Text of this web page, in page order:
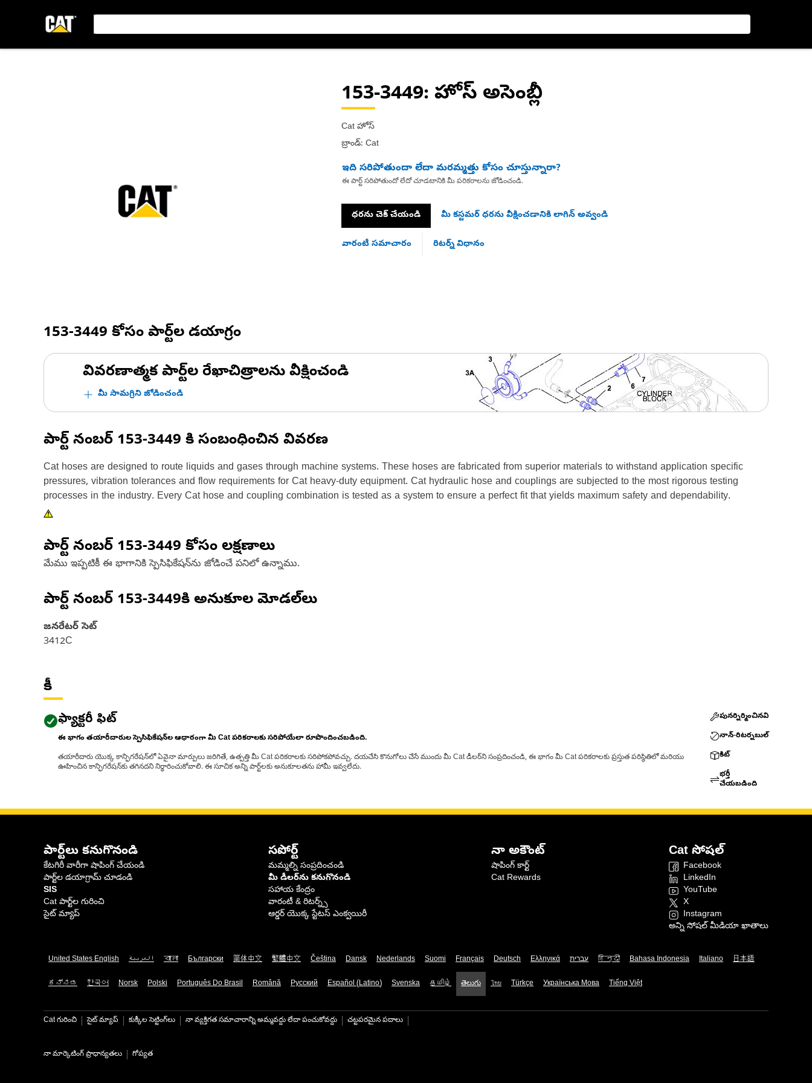
153-3449: హోస్ అసెంబ్లీ
Cat హోస్
బ్రాండ్: Cat
ఇది సరిపోతుందా లేదా మరమ్మత్తు కోసం చూస్తున్నారా?
ఈ పార్ట్ సరిపోతుందో లేదో చూడటానికి మీ పరికరాలను జోడించండి.
ధరను చెక్ చేయండి మీ కస్టమర్ ధరను వీక్షించడానికి లాగిన్ అవ్వండి
వారంటీ సమాచారం రిటర్న్ విధానం
153-3449 కోసం పార్ట్‌ల డయాగ్రం
వివరణాత్మక పార్ట్‌ల రేఖాచిత్రాలను వీక్షించండి
మీ సామగ్రిని జోడించండి
పార్ట్ నంబర్ 153-3449 కి సంబంధించిన వివరణ
Cat hoses are designed to route liquids and gases through machine systems. These hoses are fabricated from superior materials to withstand application specific
pressures, vibration tolerances and flow requirements for Cat heavy-duty equipment. Cat hydraulic hose and couplings are subjected to the most rigorous testing
processes in the industry. Every Cat hose and coupling combination is tested as a system to ensure a perfect fit that yields maximum safety and dependability.
పార్ట్ నంబర్ 153-3449 కోసం లక్షణాలు
మేము ఇప్పటికీ ఈ భాగానికి స్పెసిఫికేషన్‌ను జోడించే పనిలో ఉన్నాము.
పార్ట్ నంబర్ 153-3449కి అనుకూల మోడల్‌లు
జనరేటర్ సెట్
3412C
కీ
ఫ్యాక్టరీ ఫిట్
ఈ భాగం తయారీదారుల స్పెసిఫికేషన్‌ల ఆధారంగా మీ Cat పరికరాలకు సరిపోయేలా రూపొందించబడింది.
తయారీదారు యొక్క కాన్ఫిగరేషన్‌లో ఏవైనా మార్పులు జరిగితే, ఉత్పత్తి మీ Cat పరికరాలకు సరిపోకపోవచ్చు. దయచేసి కొనుగోలు చేసే ముందు మీ Cat డీలర్‌ని సంప్రదించండి, ఈ భాగం మీ Cat పరికరాలకు ప్రస్తుత పరిస్థితిలో మరియు
ఊహించిన కాన్ఫిగరేషన్‌కు తగినదని నిర్ధారించుకోవాలి. ఈ సూచిక అన్ని పార్ట్‌లకు అనుకూలతను హామీ ఇవ్వలేదు.
పునర్నిర్మించినవి
నాన్-రిటర్నబుల్
కిట్
భర్తీ
చేయబడింది
పార్ట్‌లు కనుగొనండి
కేటగిరీ వారీగా షాపింగ్ చేయండి
పార్ట్‌ల డయాగ్రామ్ చూడండి
SIS
Cat పార్ట్‌ల గురించి
సైట్ మ్యాప్
సపోర్ట్
మమ్మల్ని సంప్రదించండి
మీ డీలర్‌ను కనుగొనండి
సహాయ కేంద్రం
వారంటీ & రిటర్న్స్
ఆర్డర్ యొక్క స్టేటస్ ఎంక్వయిరీ
నా అకౌంట్
షాపింగ్ కార్ట్
Cat Rewards
Cat సోషల్
Facebook
LinkedIn
YouTube
X
Instagram
అన్ని సోషల్ మీడియా ఖాతాలు
United States English العربية বাংলা Български 简体中文 繁體中文 Čeština Dansk Nederlands Suomi Français Deutsch Ελληνικά עברית हिन्दी Bahasa Indonesia Italiano 日本語
ಕನ್ನಡ 한국어 Norsk Polski Português Do Brasil Română Русский Español (Latino) Svenska தமிழ் తెలుగు ไทย Türkçe Українська Мова Tiếng Việt
Cat గురించి సైట్ మ్యాప్ కుక్కీల సెట్టింగ్‌లు నా వ్యక్తిగత సమాచారాన్ని అమ్మవద్దు లేదా పంచుకోవద్దు చట్టపరమైన పదాలు
నా మార్కెటింగ్ ప్రాధాన్యతలు గోప్యత